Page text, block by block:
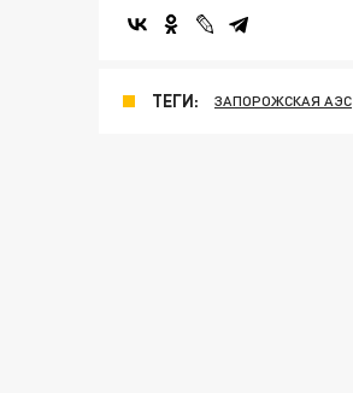
ТЕГИ: ЗАПОРОЖСКАЯ АЭС